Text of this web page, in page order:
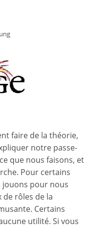
faire de la théorie,
notre passe-
que nous faisons, et
Pour certains
jouons pour nous
de rôles de la
Certains
utilité. Si vous